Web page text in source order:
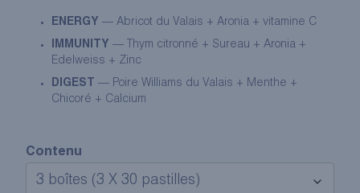
ENERGY — Abricot du Valais + Aronia + vitamine C
IMMUNITY — Thym citronné + Sureau + Aronia +
Edelweiss + Zinc
DIGEST
— Poire Williams du Valais + Menthe +
Chicoré + Calcium
Contenu